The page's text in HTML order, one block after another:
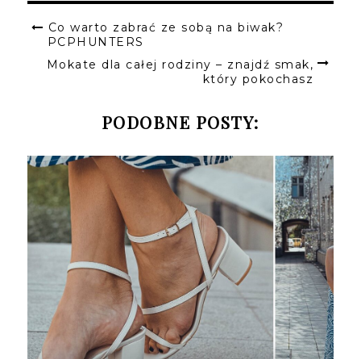
Co warto zabrać ze sobą na biwak?
PCPHUNTERS
Mokate dla całej rodziny – znajdź smak,
który pokochasz
PODOBNE POSTY: